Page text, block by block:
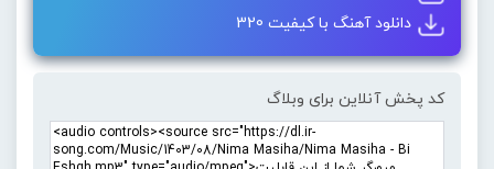
دانلود آهنگ با کیفیت 320
کد پخش آنلاین برای وبلاگ